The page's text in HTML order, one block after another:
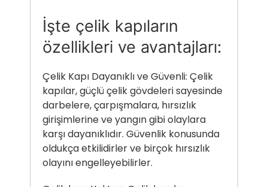
İşte çelik kapıların
özellikleri ve avantajları:
Çelik Kapı Dayanıklı ve Güvenli: Çelik
kapılar, güçlü çelik gövdeleri sayesinde
darbelere, çarpışmalara, hırsızlık
girişimlerine ve yangın gibi olaylara
karşı dayanıklıdır. Güvenlik konusunda
oldukça etkilidirler ve birçok hırsızlık
olayını engelleyebilirler.